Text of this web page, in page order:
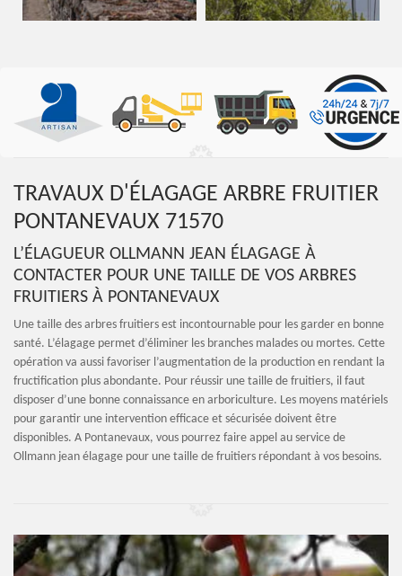
TRAVAUX D'ÉLAGAGE ARBRE FRUITIER
PONTANEVAUX 71570
L’ÉLAGUEUR OLLMANN JEAN ÉLAGAGE À
CONTACTER POUR UNE TAILLE DE VOS ARBRES
FRUITIERS À PONTANEVAUX
Une taille des arbres fruitiers est incontournable pour les garder en bonne
santé. L’élagage permet d’éliminer les branches malades ou mortes. Cette
opération va aussi favoriser l’augmentation de la production en rendant la
fructification plus abondante. Pour réussir une taille de fruitiers, il faut
disposer d’une bonne connaissance en arboriculture. Les moyens matériels
pour garantir une intervention efficace et sécurisée doivent être
disponibles. A Pontanevaux, vous pourrez faire appel au service de
Ollmann jean élagage pour une taille de fruitiers répondant à vos besoins.